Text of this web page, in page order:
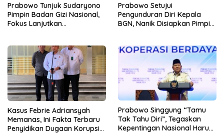
Prabowo Tunjuk Sudaryono
Pimpin Badan Gizi Nasional,
Fokus Lanjutkan
Prabowo Setujui
Pengunduran Diri Kepala
BGN, Nanik Disiapkan Pimpin
Kasus Febrie Adriansyah
Memanas, Ini Fakta Terbaru
Penyidikan Dugaan Korupsi
Prabowo Singgung “Tamu
Tak Tahu Diri”, Tegaskan
Kepentingan Nasional Harus